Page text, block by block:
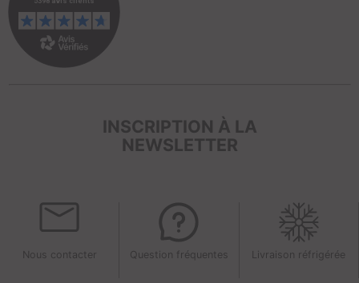
INSCRIPTION À LA
NEWSLETTER
Nous contacter Question fréquentes Livraison réfrigérée